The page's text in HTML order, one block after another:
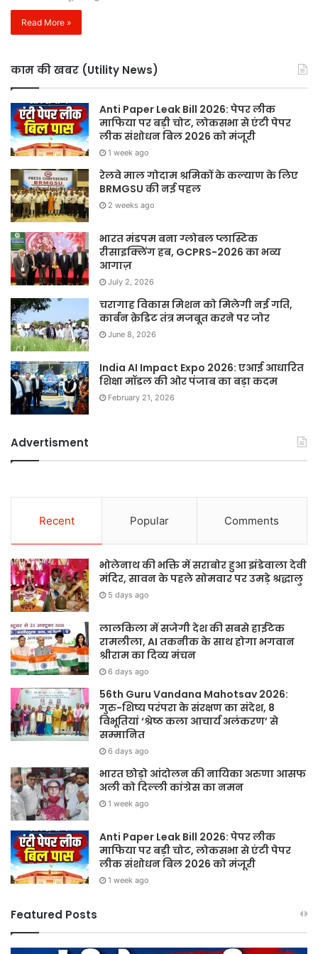
Read More »
काम की खबर (Utility News)
Anti Paper Leak Bill 2026: पेपर लीक
माफिया पर बड़ी चोट, लोकसभा से एंटी पेपर
लीक संशोधन बिल 2026 को मंजूरी
1 week ago
रेलवे माल गोदाम श्रमिकों के कल्याण के लिए
BRMGSU की नई पहल
2 weeks ago
भारत मंडपम बना ग्लोबल प्लास्टिक
रीसाइक्लिंग हब, GCPRS-2026 का भव्य
आगाज़
July 2, 2026
चरागाह विकास मिशन को मिलेगी नई गति,
कार्बन क्रेडिट तंत्र मजबूत करने पर जोर
June 8, 2026
India AI Impact Expo 2026: एआई आधारित
शिक्षा मॉडल की ओर पंजाब का बड़ा कदम
February 21, 2026
Advertisment
Recent Popular Comments
भोलेनाथ की भक्ति में सराबोर हुआ झंडेवाला देवी
मंदिर, सावन के पहले सोमवार पर उमड़े श्रद्धालु
5 days ago
लालकिला में सजेगी देश की सबसे हाईटेक
रामलीला, AI तकनीक के साथ होगा भगवान
श्रीराम का दिव्य मंचन
6 days ago
56th Guru Vandana Mahotsav 2026:
गुरु-शिष्य परंपरा के संरक्षण का संदेश, 8
विभूतियां ‘श्रेष्ठ कला आचार्य अलंकरण’ से
सम्मानित
6 days ago
भारत छोड़ो आंदोलन की नायिका अरुणा आसफ
अली को दिल्ली कांग्रेस का नमन
1 week ago
Anti Paper Leak Bill 2026: पेपर लीक
माफिया पर बड़ी चोट, लोकसभा से एंटी पेपर
लीक संशोधन बिल 2026 को मंजूरी
1 week ago
Featured Posts